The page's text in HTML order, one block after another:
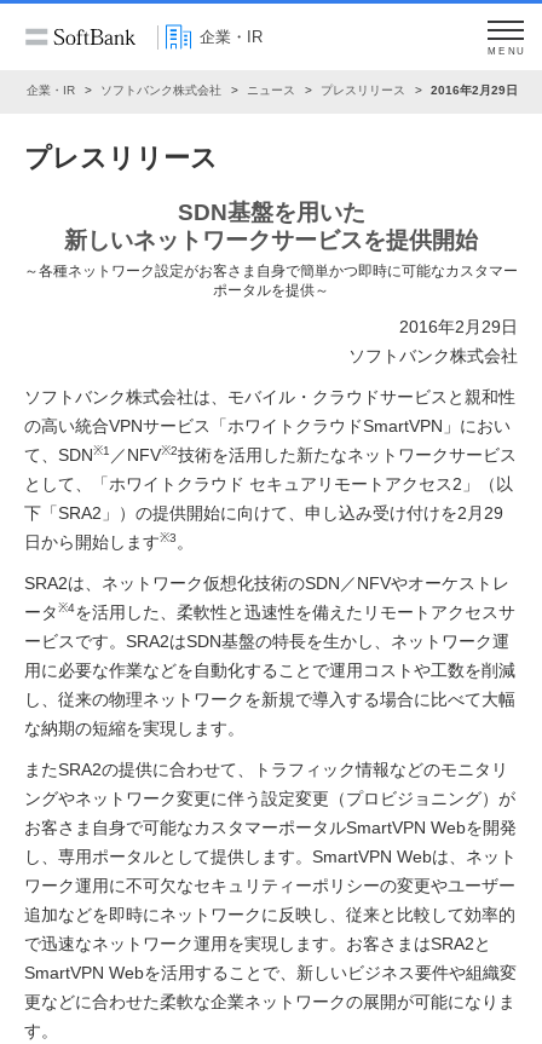
企業・IR
MENU
企業・IR ソフトバンク株式会社 ニュース プレスリリース 2016年2月29日
プレスリリース
SDN基盤を用いた
新しいネットワークサービスを提供開始
～各種ネットワーク設定がお客さま自身で簡単かつ即時に可能なカスタマー
ポータルを提供～
2016年2月29日
ソフトバンク株式会社
ソフトバンク株式会社は、モバイル・クラウドサービスと親和性
の高い統合VPNサービス「ホワイトクラウドSmartVPN」におい
て、SDN※1 ／NFV※2技術を活用した新たなネットワークサービス
として、「ホワイトクラウド セキュアリモートアクセス2」（以
下「SRA2」）の提供開始に向けて、申し込み受け付けを2月29
日から開始します※3 。
SRA2は、ネットワーク仮想化技術のSDN／NFVやオーケストレ
ータ※4を活用した、柔軟性と迅速性を備えたリモートアクセスサ
ービスです。SRA2はSDN基盤の特長を生かし、ネットワーク運
用に必要な作業などを自動化することで運用コストや工数を削減
し、従来の物理ネットワークを新規で導入する場合に比べて大幅
な納期の短縮を実現します。
またSRA2の提供に合わせて、トラフィック情報などのモニタリ
ングやネットワーク変更に伴う設定変更（プロビジョニング）が
お客さま自身で可能なカスタマーポータルSmartVPN Webを開発
し、専用ポータルとして提供します。SmartVPN Webは、ネット
ワーク運用に不可欠なセキュリティーポリシーの変更やユーザー
追加などを即時にネットワークに反映し、従来と比較して効率的
で迅速なネットワーク運用を実現します。お客さまはSRA2と
SmartVPN Webを活用することで、新しいビジネス要件や組織変
更などに合わせた柔軟な企業ネットワークの展開が可能になりま
す。